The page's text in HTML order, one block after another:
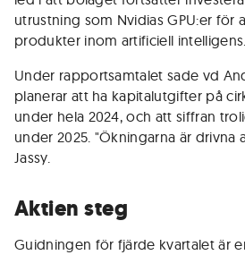
utrustning som Nvidias GPU:er för
produkter inom artificiell intelligens.
Under rapportsamtalet sade vd
planerar att ha kapitalutgifter på
under hela 2024, och att siffran
under 2025. "Ökningarna är drivna
Jassy.
Aktien steg
Guidningen för fjärde kvartalet är